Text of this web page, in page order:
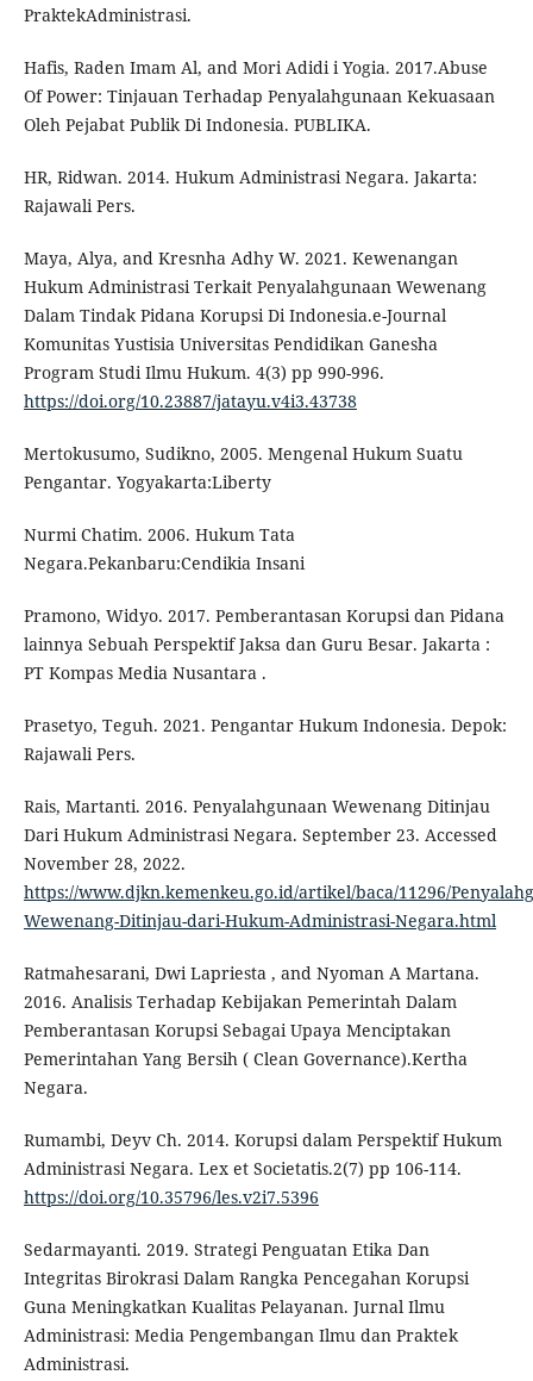
PraktekAdministrasi.
Hafis, Raden Imam Al, and Mori Adidi i Yogia. 2017.Abuse
Of Power: Tinjauan Terhadap Penyalahgunaan Kekuasaan
Oleh Pejabat Publik Di Indonesia. PUBLIKA.
HR, Ridwan. 2014. Hukum Administrasi Negara. Jakarta:
Rajawali Pers.
Maya, Alya, and Kresnha Adhy W. 2021. Kewenangan
Hukum Administrasi Terkait Penyalahgunaan Wewenang
Dalam Tindak Pidana Korupsi Di Indonesia.e-Journal
Komunitas Yustisia Universitas Pendidikan Ganesha
Program Studi Ilmu Hukum. 4(3) pp 990-996.
https://doi.org/10.23887/jatayu.v4i3.43738
Mertokusumo, Sudikno, 2005. Mengenal Hukum Suatu
Pengantar. Yogyakarta:Liberty
Nurmi Chatim. 2006. Hukum Tata
Negara.Pekanbaru:Cendikia Insani
Pramono, Widyo. 2017. Pemberantasan Korupsi dan Pidana
lainnya Sebuah Perspektif Jaksa dan Guru Besar. Jakarta :
PT Kompas Media Nusantara .
Prasetyo, Teguh. 2021. Pengantar Hukum Indonesia. Depok:
Rajawali Pers.
Rais, Martanti. 2016. Penyalahgunaan Wewenang Ditinjau
Dari Hukum Administrasi Negara. September 23. Accessed
November 28, 2022.
https://www.djkn.kemenkeu.go.id/artikel/baca/11296/
Wewenang-Ditinjau-dari-Hukum-Administrasi-Negara.html
Ratmahesarani, Dwi Lapriesta , and Nyoman A Martana.
2016. Analisis Terhadap Kebijakan Pemerintah Dalam
Pemberantasan Korupsi Sebagai Upaya Menciptakan
Pemerintahan Yang Bersih ( Clean Governance).Kertha
Negara.
Rumambi, Deyv Ch. 2014. Korupsi dalam Perspektif Hukum
Administrasi Negara. Lex et Societatis.2(7) pp 106-114.
https://doi.org/10.35796/les.v2i7.5396
Sedarmayanti. 2019. Strategi Penguatan Etika Dan
Integritas Birokrasi Dalam Rangka Pencegahan Korupsi
Guna Meningkatkan Kualitas Pelayanan. Jurnal Ilmu
Administrasi: Media Pengembangan Ilmu dan Praktek
Administrasi.